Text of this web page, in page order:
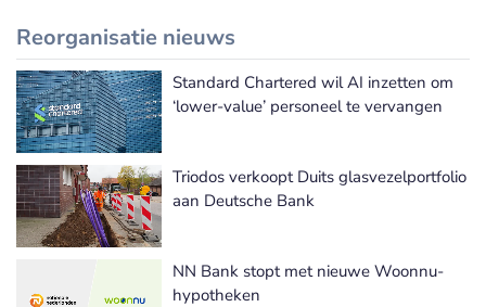
Reorganisatie nieuws
Meer Reorganisatie nieuws
Standard Chartered wil AI inzetten om
‘lower-value’ personeel te vervangen
Triodos verkoopt Duits glasvezelportfolio
aan Deutsche Bank
NN Bank stopt met nieuwe Woonnu-
hypotheken